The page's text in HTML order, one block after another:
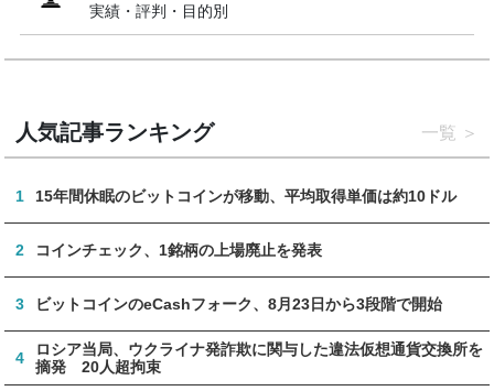
実績・評判・目的別
人気記事ランキング 一覧
1 15年間休眠のビットコインが移動、平均取得単価は約10ドル
2 コインチェック、1銘柄の上場廃止を発表
3 ビットコインのeCashフォーク、8月23日から3段階で開始
4
ロシア当局、ウクライナ発詐欺に関与した違法仮想通貨交換所を
摘発 20人超拘束